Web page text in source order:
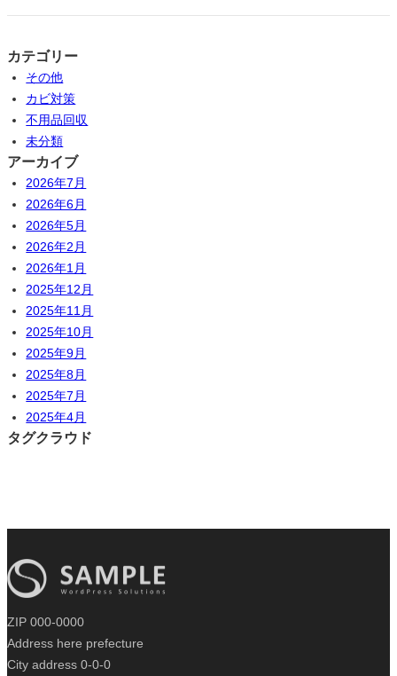
カテゴリー
その他
カビ対策
不用品回収
未分類
アーカイブ
2026年7月
2026年6月
2026年5月
2026年2月
2026年1月
2025年12月
2025年11月
2025年10月
2025年9月
2025年8月
2025年7月
2025年4月
タグクラウド
ZIP 000-0000
Address here prefecture
City address 0-0-0